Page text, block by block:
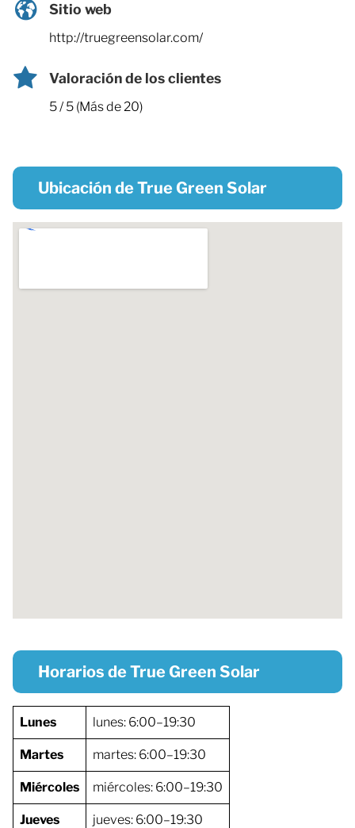
Sitio web
http://truegreensolar.com/
Valoración de los clientes
5 / 5 (Más de 20)
Ubicación de True Green Solar
Horarios de True Green Solar
Lunes lunes: 6:00–19:30
Martes martes: 6:00–19:30
Miércoles miércoles: 6:00–19:30
Jueves jueves: 6:00–19:30